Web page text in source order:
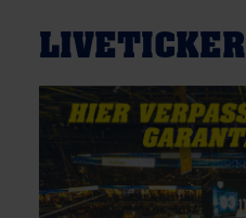
LIVETICKER